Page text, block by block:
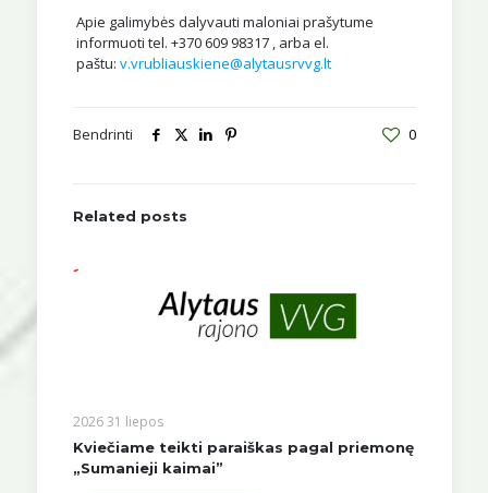
Apie galimybės dalyvauti maloniai prašytume
informuoti tel. +370 609 98317 , arba el.
paštu: v.vrubliauskiene@alytausrvvg.lt
Bendrinti 0
Related posts
2026 31 liepos
Kviečiame teikti paraiškas pagal priemonę
„Sumanieji kaimai”